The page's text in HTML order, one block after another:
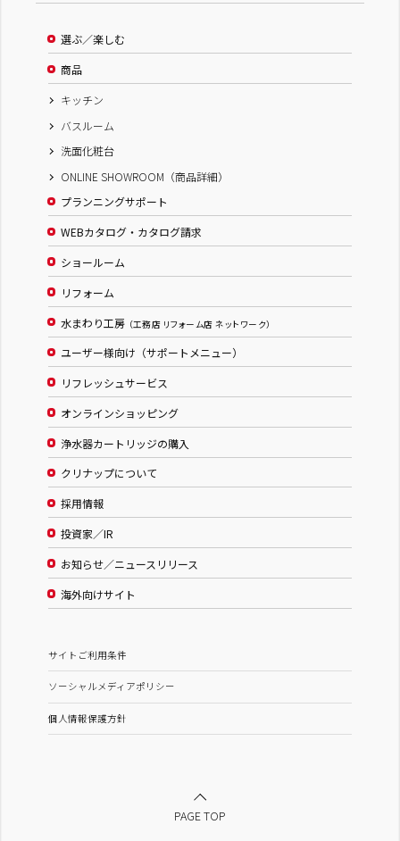
選ぶ／楽しむ
商品
キッチン
バスルーム
洗面化粧台
ONLINE SHOWROOM（商品詳細）
プランニングサポート
WEBカタログ・カタログ請求
ショールーム
リフォーム
水まわり工房 （工務店 リフォーム店 ネットワーク）
ユーザー様向け（サポートメニュー）
リフレッシュサービス
オンラインショッピング
浄水器カートリッジの購入
クリナップについて
採用情報
投資家／IR
お知らせ／ニュースリリース
海外向けサイト
サイトご利用条件
ソーシャルメディアポリシー
個人情報保護方針
PAGE TOP